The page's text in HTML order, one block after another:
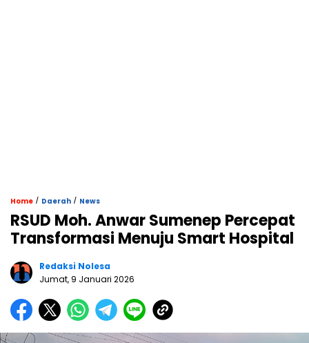
Home / Daerah / News
RSUD Moh. Anwar Sumenep Percepat
Transformasi Menuju Smart Hospital
Redaksi Nolesa
Jumat, 9 Januari 2026